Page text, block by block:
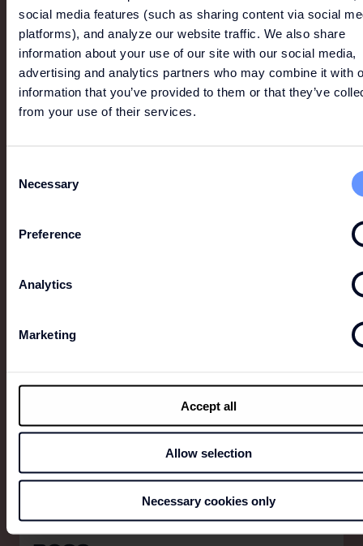
social media features (such as sharing content via social
platforms), and analyze our website traffic. We also share
information about your use of our site with our social media,
advertising and analytics partners who may combine it with
information that you’ve provided to them or that they’ve
from your use of their services.
Selection
Necessary
Preference
Analytics
Marketing
Accept all
Allow selection
Necessary cookies only
POLO RALPH LAUREN
řemeslnému zpracování.